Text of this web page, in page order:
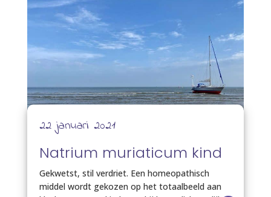
22 januari 2021
Natrium muriaticum kind
Gekwetst, stil verdriet. Een homeopathisch
middel wordt gekozen op het totaalbeeld aan